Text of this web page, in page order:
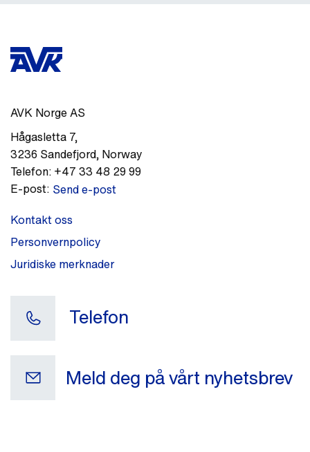
AVK Norge AS
Hågasletta 7,
3236 Sandefjord, Norway
Telefon: +47 33 48 29 99
E-post: Send e-post
Kontakt oss
Personvernpolicy
Juridiske merknader
Telefon
Meld deg på vårt nyhetsbrev